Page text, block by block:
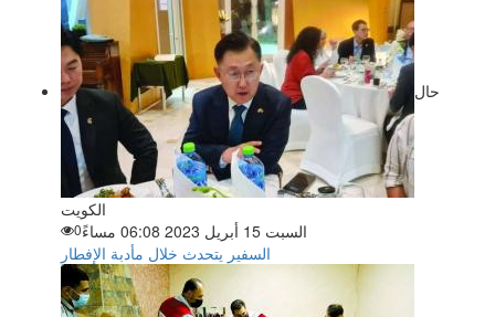
حال
الكويت
السبت 15 أبريل 2023 06:08 مساءً
0
السفير يتحدث خلال مأدبة الإفطار